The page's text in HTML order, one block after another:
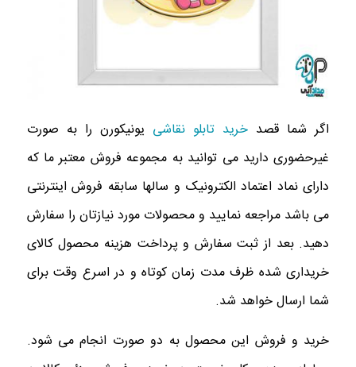
اگر شما قصد خرید تابلو نقاشی یونیکورن را به صورت
غیرحضوری دارید می توانید به مجموعه فروش معتبر ما که
دارای نماد اعتماد الکترونیک و سالها سابقه فروش اینترنتی
می باشد مراجعه نمایید و محصولات مورد نیازتان را سفارش
دهید. بعد از ثبت سفارش و پرداخت هزینه محصول کالای
خریداری شده ظرف مدت زمان کوتاه و در اسرع وقت برای
شما ارسال خواهد شد.
خرید و فروش این محصول به دو صورت انجام می شود.